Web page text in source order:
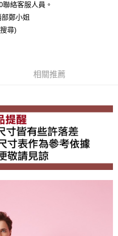
)免運費
)免運費
)免運費
絡客服人員。
鄭小姐
尋)
相關推薦